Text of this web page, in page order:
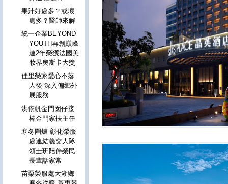
果汁好處多？或壞
處多？醫師來解
統一企業BEYOND
YOUTH再創巔峰
連2年榮獲法國美
妝界奧斯卡大獎
佳里榮家愛心不落
人後 深入偏鄉外
展服務
洪依帆金門囡仔接
棒金門家扶主任
寒冬圍爐 彰化榮服
處連結義交大隊
領士班陪伴榮民
長輩話家常
苗栗榮服處大湖鄉